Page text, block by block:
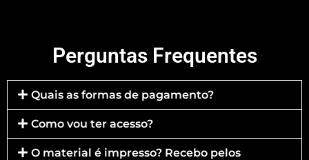
Perguntas Frequentes
Quais as formas de pagamento?
Como vou ter acesso?
O material é impresso? Recebo pelos